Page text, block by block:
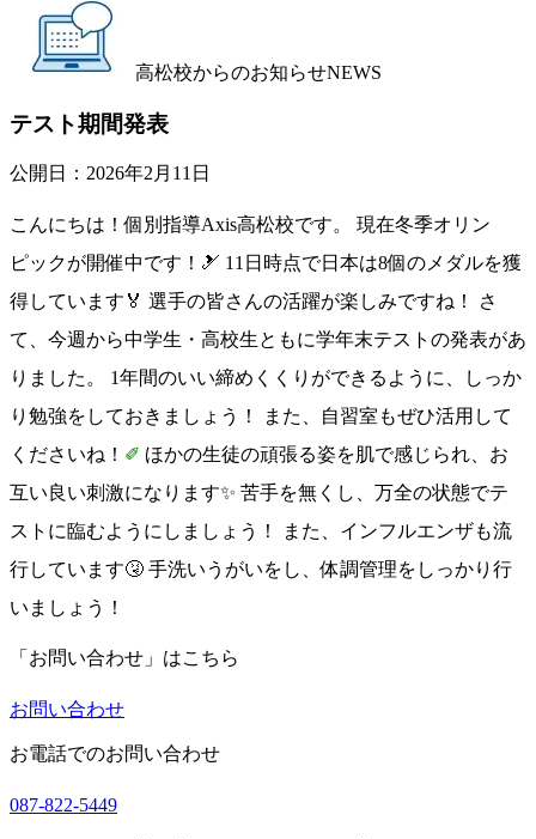
高松校からのお知らせNEWS
テスト期間発表
公開日： 2026年2月11日
こんにちは！個別指導Axis高松校です。 現在冬季オリン
ピックが開催中です！🎿 11日時点で日本は8個のメダルを獲
得しています🏅 選手の皆さんの活躍が楽しみですね！ さ
て、今週から中学生・高校生ともに学年末テストの発表があ
りました。 1年間のいい締めくくりができるように、しっか
り勉強をしておきましょう！ また、自習室もぜひ活用して
くださいね！ ✐ ほかの生徒の頑張る姿を肌で感じられ、お
互い良い刺激になります✨ 苦手を無くし、万全の状態でテ
ストに臨むようにしましょう！ また、インフルエンザも流
行しています🤧 手洗いうがいをし、体調管理をしっかり行
いましょう！
「お問い合わせ」はこちら
お問い合わせ
お電話でのお問い合わせ
087-822-5449